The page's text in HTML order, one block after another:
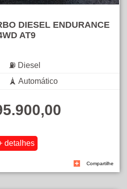
DIESEL ENDURANCE
AT9
⛽ Diesel
🗼 Automático
Compartilhe